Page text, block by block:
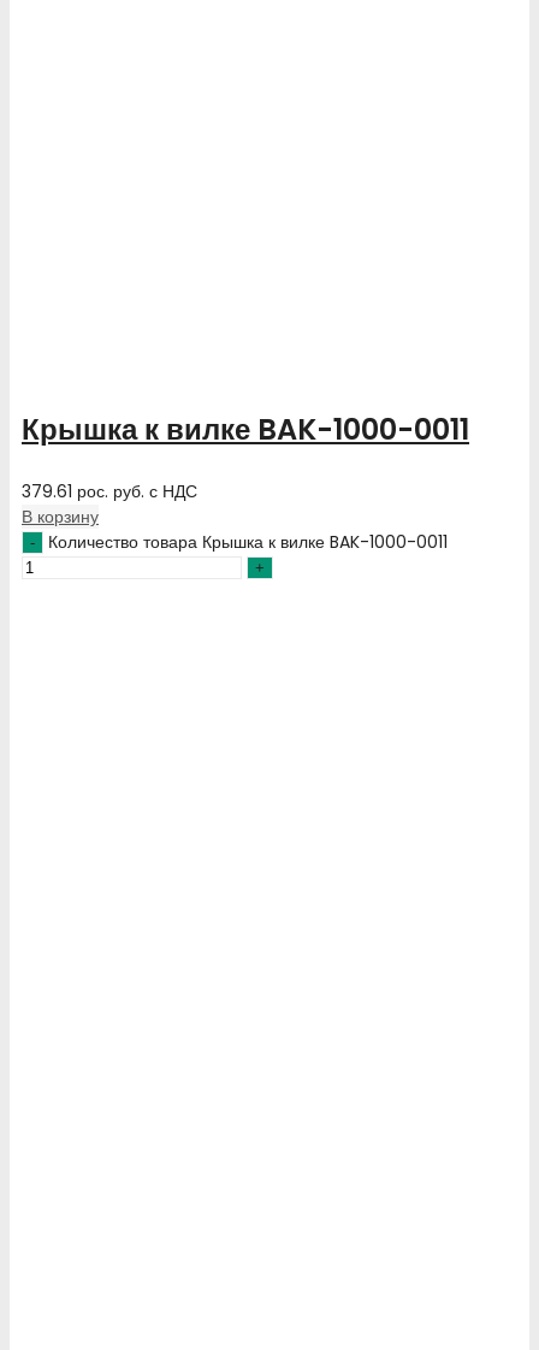
Крышка к вилке BAK-1000-0011
379.61 рос. руб. с НДС
В корзину
Количество товара Крышка к вилке BAK-1000-0011